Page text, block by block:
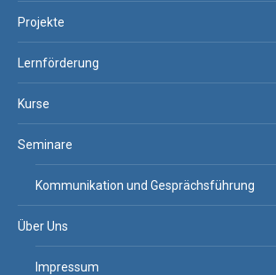
Projekte
Lernförderung
Kurse
Seminare
Kommunikation und Gesprächsführung
Über Uns
Impressum